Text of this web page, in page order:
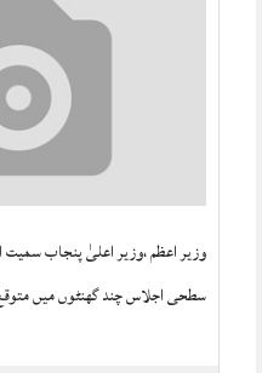
وزیر اعظم ،وزیر اعلیٰ پنجاب
سطحی اجلاس چند گھنٹوں میں